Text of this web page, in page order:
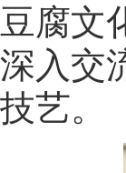
豆腐文
深入交
技艺。